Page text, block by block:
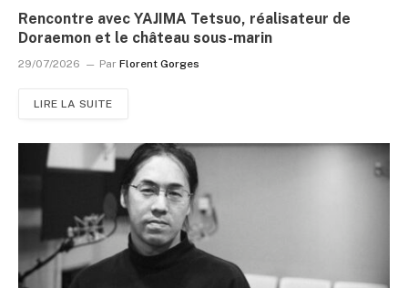
Rencontre avec YAJIMA Tetsuo, réalisateur de
Doraemon et le château sous-marin
29/07/2026 Par Florent Gorges
LIRE LA SUITE